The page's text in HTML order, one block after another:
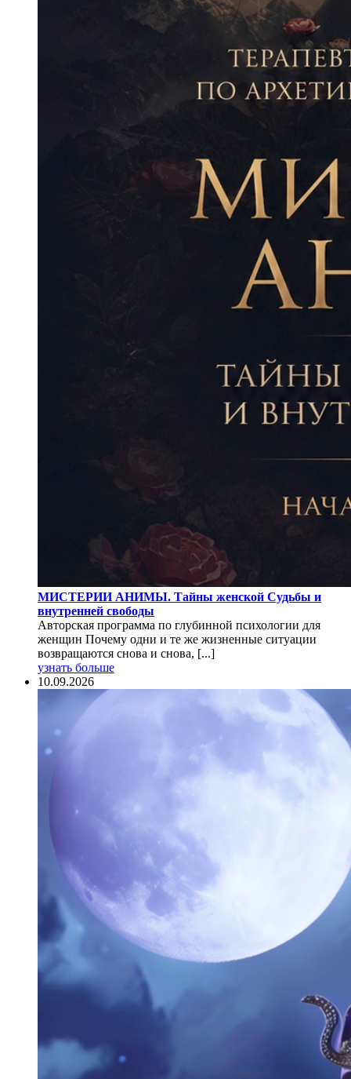
МИСТЕРИИ АНИМЫ. Тайны женской Судьбы и
внутренней свободы
Авторская программа по глубинной психологии для
женщин Почему одни и те же жизненные ситуации
возвращаются снова и снова, [...]
узнать больше
10.09.2026